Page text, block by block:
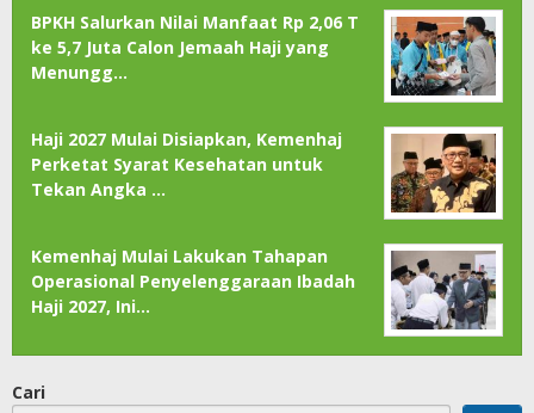
BPKH Salurkan Nilai Manfaat Rp 2,06 T
ke 5,7 Juta Calon Jemaah Haji yang
Menungg…
Haji 2027 Mulai Disiapkan, Kemenhaj
Perketat Syarat Kesehatan untuk
Tekan Angka …
Kemenhaj Mulai Lakukan Tahapan
Operasional Penyelenggaraan Ibadah
Haji 2027, Ini…
Cari